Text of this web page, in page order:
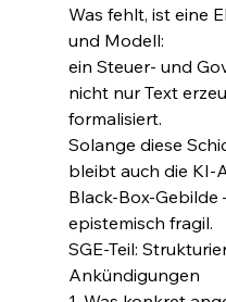
Was fehlt, ist eine
und Modell:
ein Steuer- und
nicht nur Text
formalisiert.
Solange diese
bleibt auch die KI-
Black-Box-Gebilde
epistemisch fragil.
SGE-Teil:
Ankündigungen